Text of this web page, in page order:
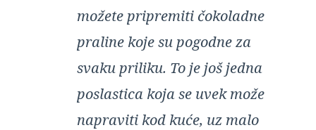
možete pripremiti čokoladne
praline koje su pogodne za
svaku priliku. To je još jedna
poslastica koja se uvek može
napraviti kod kuće, uz malo